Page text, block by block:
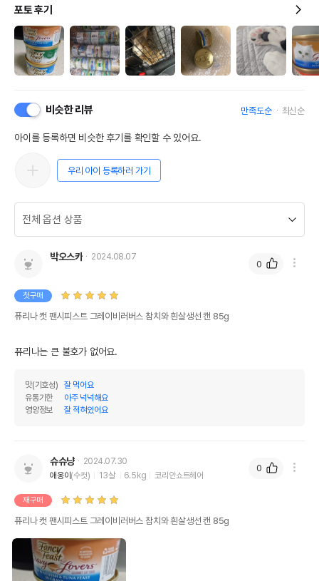
포토 후기
비슷한 리뷰 만족도순 최신순
아이를 등록하면 비슷한 후기를 확인할 수 있어요.
우리 아이 등록하러 가기
박오스카 2024.08.07
첫구매
퓨리나 캣 팬시피스트 그레이비러버스 참치와 흰살생선 캔 85g
퓨리나는 큰 불호가 없어요.
맛(기호성)
잘 먹어요
유통기한
아주 넉넉해요
영양정보
잘 적혀있어요
0
슈슈냥
2024.07.30
애옹이 (수컷) 13살 6.5kg 코리안쇼트헤어
재구매
퓨리나 캣 팬시피스트 그레이비러버스 참치와 흰살생선 캔 85g
0